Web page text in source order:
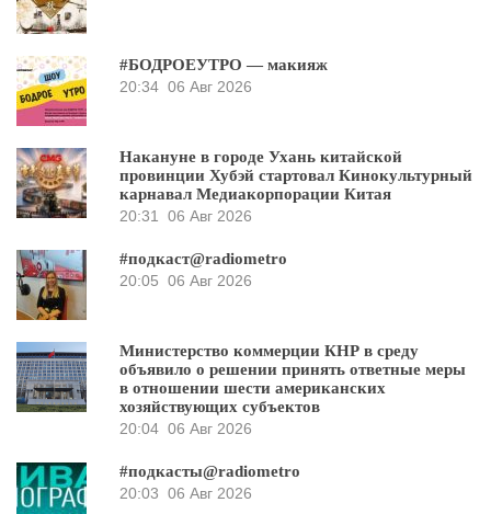
#БОДРОЕУТРО — макияж
20:34 06 Авг 2026
Накануне в городе Ухань китайской
провинции Хубэй стартовал Кинокультурный
карнавал Медиакорпорации Китая
20:31
06 Авг 2026
#подкаст@radiometro
20:05 06 Авг 2026
Министерство коммерции КНР в среду
объявило о решении принять ответные меры
в отношении шести американских
хозяйствующих субъектов
20:04 06 Авг 2026
#подкасты@radiometro
20:03 06 Авг 2026